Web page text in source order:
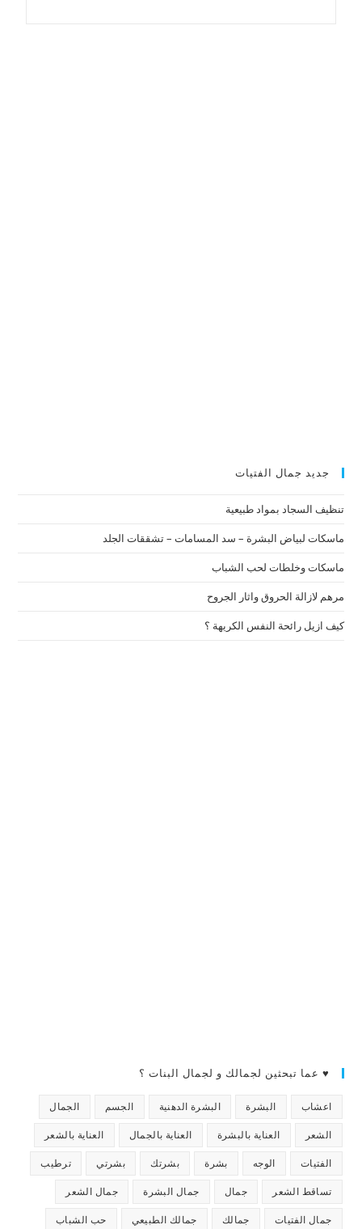
جديد جمال الفتيات
تنظيف السجاد بمواد طبيعية
ماسكات لبياض البشرة – سد المسامات – تشققات الجلد
ماسكات وخلطات لحب الشباب
مرهم لازالة الحروق واثار الجروح
كيف ازيل رائحة النفس الكريهة ؟
♥ عما تبحثين لجمالك و لجمال البنات ؟
اعشاب البشرة البشرة الدهنية الجسم الجمال
الشعر العناية بالبشرة العناية بالجمال العناية بالشعر
الفتيات الوجه بشرة بشرتك بشرتي ترطيب
تساقط الشعر جمال جمال البشرة جمال الشعر
جمال الفتيات جمالك جمالك الطبيعي حب الشباب